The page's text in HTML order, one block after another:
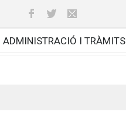
ADMINISTRACIÓ I TRÀMITS